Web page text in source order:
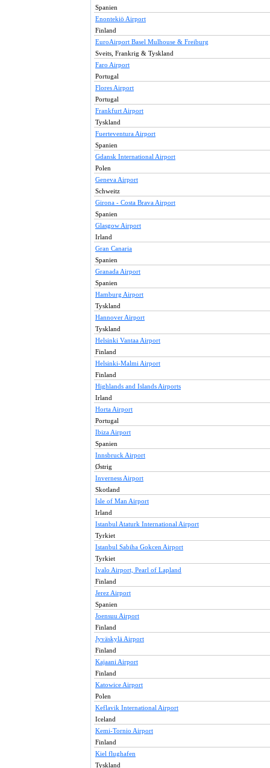
Spanien
Enontekiö Airport
Finland
EuroAirport Basel Mulhouse & Freiburg
Sveits, Frankrig & Tyskland
Faro Airport
Portugal
Flores Airport
Portugal
Frankfurt Airport
Tyskland
Fuerteventura Airport
Spanien
Gdansk International Airport
Polen
Geneva Airport
Schweitz
Girona - Costa Brava Airport
Spanien
Glasgow Airport
Irland
Gran Canaria
Spanien
Granada Airport
Spanien
Hamburg Airport
Tyskland
Hannover Airport
Tyskland
Helsinki Vantaa Airport
Finland
Helsinki-Malmi Airport
Finland
Highlands and Islands Airports
Irland
Horta Airport
Portugal
Ibiza Airport
Spanien
Innsbruck Airport
Østrig
Inverness Airport
Skotland
Isle of Man Airport
Irland
Istanbul Ataturk International Airport
Tyrkiet
Istanbul Sabiha Gokcen Airport
Tyrkiet
Ivalo Airport, Pearl of Lapland
Finland
Jerez Airport
Spanien
Joensuu Airport
Finland
Jyväskylä Airport
Finland
Kajaani Airport
Finland
Katowice Airport
Polen
Keflavik International Airport
Iceland
Kemi-Tornio Airport
Finland
Kiel flughafen
Tyskland